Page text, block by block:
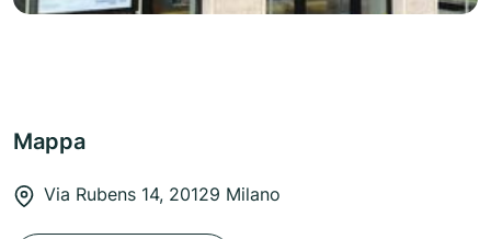
Mappa
Via Rubens 14, 20129 Milano